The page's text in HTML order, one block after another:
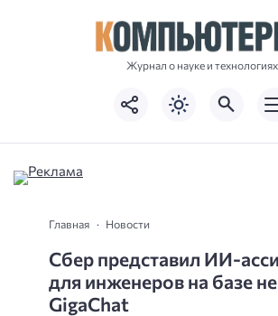
Журнал о науке и технологиях
Главная Новости
Сбер представил ИИ-
для инженеров на базе
GigaChat